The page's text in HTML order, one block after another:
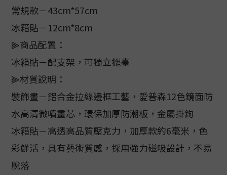
常規款－43cm*57cm
冰箱貼－12cm*8cm
⫸商品配置：
冰箱貼－配支架，可獨立擺臺
⫸材質說明：
裝飾畫－鋁合金拉絲邊框工藝，愛普森12色鏡面防
水高清微噴畫芯，環保加厚防潮板，金屬掛鉤
冰箱貼－高透高品質壓克力，加厚款約6毫米，色
彩鮮活，具有藝術質感，採用強力磁吸設計，不易
脫落